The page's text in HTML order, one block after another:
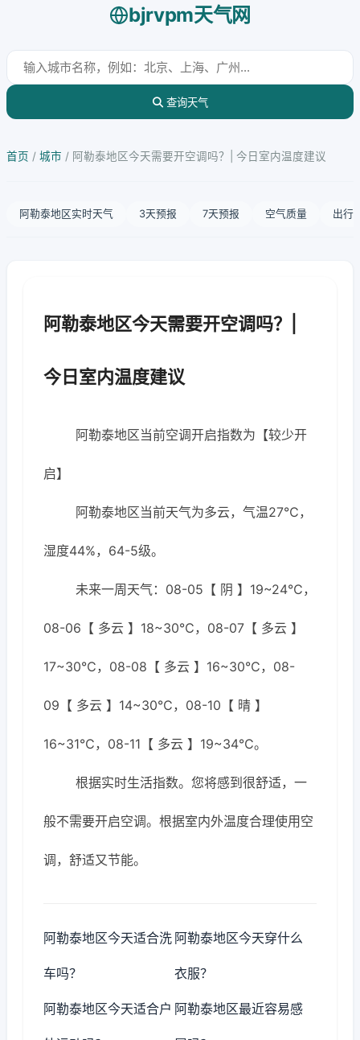
bjrvpm天气网
查询天气
首页 / 城市 / 阿勒泰地区今天需要开空调吗？| 今日室内温度建议
阿勒泰地区实时天气 3天预报 7天预报 空气质量 出行
阿勒泰地区今天需要开空调吗？|
今日室内温度建议
阿勒泰地区当前空调开启指数为【较少开
启】
阿勒泰地区当前天气为多云，气温27℃，
湿度44%，64-5级。
未来一周天气：08-05【 阴 】19~24℃，
08-06【 多云 】18~30℃，08-07【 多云 】
17~30℃，08-08【 多云 】16~30℃，08-
09【 多云 】14~30℃，08-10【 晴 】
16~31℃，08-11【 多云 】19~34℃。
根据实时生活指数。您将感到很舒适，一
般不需要开启空调。根据室内外温度合理使用空
调，舒适又节能。
阿勒泰地区今天适合洗
车吗？
阿勒泰地区今天穿什么
衣服？
阿勒泰地区今天适合户 阿勒泰地区最近容易感